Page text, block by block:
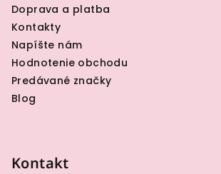
Doprava a platba
Kontakty
Napíšte nám
Hodnotenie obchodu
Predávané značky
Blog
Kontakt